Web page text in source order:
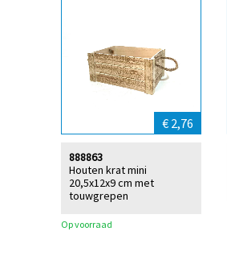
€ 2,76
Houten krat mini
20,5x12x9 cm met
touwgrepen
888863
Op voorraad